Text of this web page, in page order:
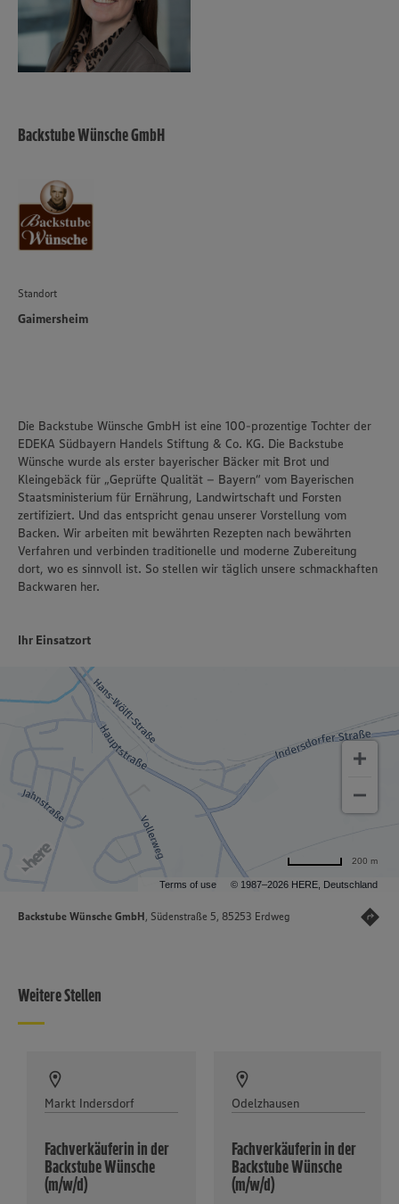
Backstube Wünsche GmbH
Standort
Gaimersheim
Die Backstube Wünsche GmbH ist eine 100-prozentige Tochter der
EDEKA Südbayern Handels Stiftung & Co. KG. Die Backstube
Wünsche wurde als erster bayerischer Bäcker mit Brot und
Kleingebäck für „Geprüfte Qualität – Bayern“ vom Bayerischen
Staatsministerium für Ernährung, Landwirtschaft und Forsten
zertifiziert. Und das entspricht genau unserer Vorstellung vom
Backen. Wir arbeiten mit bewährten Rezepten nach bewährten
Verfahren und verbinden traditionelle und moderne Zubereitung
dort, wo es sinnvoll ist. So stellen wir täglich unsere schmackhaften
Backwaren her.
Ihr Einsatzort
Terms of use © 1987–2026 HERE, Deutschland
200 m
Backstube Wünsche GmbH, Südenstraße 5, 85253 Erdweg
Weitere Stellen
Markt Indersdorf
Fachverkäuferin in der
Backstube Wünsche
(m/w/d)
Odelzhausen
Fachverkäuferin in der
Backstube Wünsche
(m/w/d)